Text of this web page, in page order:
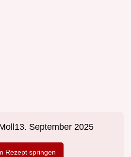
13. September 2025
Rezept springen